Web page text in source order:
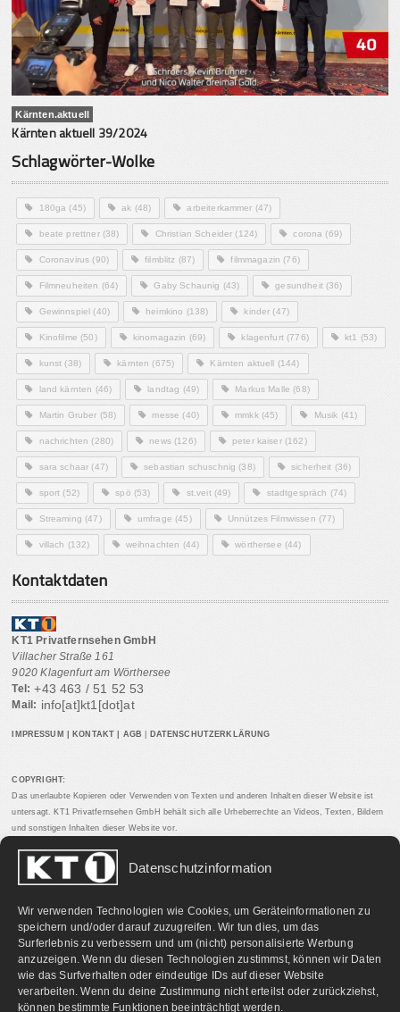
Datenschutzinformation
Wir verwenden Technologien wie Cookies, um Geräteinformationen zu
speichern und/oder darauf zuzugreifen. Wir tun dies, um das
Surferlebnis zu verbessern und um (nicht) personalisierte Werbung
anzuzeigen. Wenn du diesen Technologien zustimmst, können wir Daten
wie das Surfverhalten oder eindeutige IDs auf dieser Website
verarbeiten. Wenn du deine Zustimmung nicht erteilst oder zurückziehst,
können bestimmte Funktionen beeinträchtigt werden.
Kärnten.aktuell
Kärnten aktuell 39/2024
Schlagwörter-Wolke
180ga (45) ak (48) arbeiterkammer (47)
beate prettner(38) Christian Scheider (124) corona (69)
Coronavirus (90) filmblitz (87) filmmagazin (76)
Filmneuheiten (64) Gaby Schaunig (43) gesundheit(36)
Gewinnspiel (40) heimkino (138) kinder (47)
Kinofilme (50) kinomagazin (69) klagenfurt(776) kt1 (53)
kunst (38) kärnten (675) Kärnten aktuell (144)
land kärnten (46) landtag (49) Markus Malle (68)
Martin Gruber (58) messe (40) mmkk(45) Musik (41)
nachrichten (280) news(126) peter kaiser(162)
sara schaar (47) sebastian schuschnig (38) sicherheit (36)
sport (52) spö (53) st.veit(49) stadtgespräch (74)
Streaming (47) umfrage (45) Unnützes Filmwissen (77)
villach (132) weihnachten (44) wörthersee (44)
Kontaktdaten
KT1 Privatfernsehen GmbH
Villacher Straße 161
9020 Klagenfurt am Wörthersee
Tel: +43 463 / 51 52 53
Mail: info[at]kt1[dot]at
IMPRESSUM KONTAKT AGB DATENSCHUTZERKLÄRUNG
COPYRIGHT:
Das unerlaubte Kopieren oder Verwenden von Texten und anderen Inhalten dieser Website ist
untersagt. KT1 Privatfernsehen GmbH behält sich alle Urheberrechte an Videos, Texten, Bildern
und sonstigen Inhalten dieser Website vor.
PARTNERLINKS: